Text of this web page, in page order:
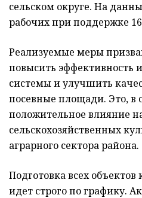
сельском округе. На
рабочих при поддержке
Реализуемые меры
повысить эффективность
системы и улучшить
посевные площади. Это, в
положительное влияние
сельскохозяйственных
аграрного сектора района.
Подготовка всех
идет строго по графику.